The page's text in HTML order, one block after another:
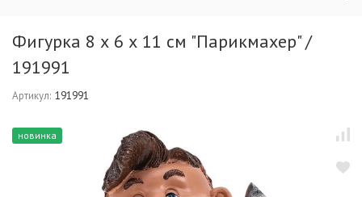
Фигурка 8 х 6 х 11 см "Парикмахер" /
191991
Артикул: 191991
новинка